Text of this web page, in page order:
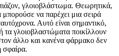
γλοιοβλάστωμα. Θεωρητικά,
να παρέχει μια σειρά
Αυτό είναι σημαντικό,
τα γλοιοβλαστώματα ποικίλλουν
άλλο και κανένα φάρμακο δεν
σφαίρα.